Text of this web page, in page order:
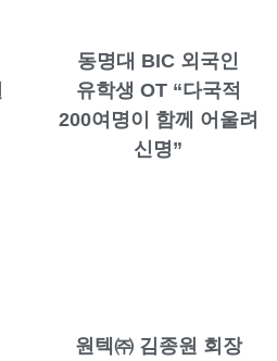
동명대 BIC 외국인
유학생 OT “다국적
200여명이 함께 어울려
신명”
원텍㈜ 김종원 회장